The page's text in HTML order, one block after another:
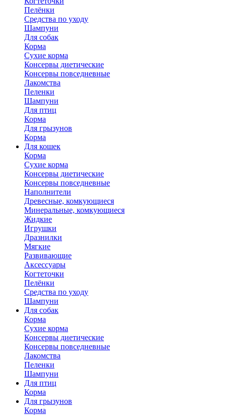
Пелёнки
Средства по уходу
Шампуни
Для собак
Корма
Сухие корма
Консервы диетические
Консервы повседневные
Лакомства
Пеленки
Шампуни
Для птиц
Корма
Для грызунов
Корма
Для кошек
Корма
Сухие корма
Консервы диетические
Консервы повседневные
Наполнители
Древесные, комкующиеся
Минеральные, комкующиеся
Жидкие
Игрушки
Дразнилки
Мягкие
Развивающие
Аксессуары
Когтеточки
Пелёнки
Средства по уходу
Шампуни
Для собак
Корма
Сухие корма
Консервы диетические
Консервы повседневные
Лакомства
Пеленки
Шампуни
Для птиц
Корма
Для грызунов
Корма